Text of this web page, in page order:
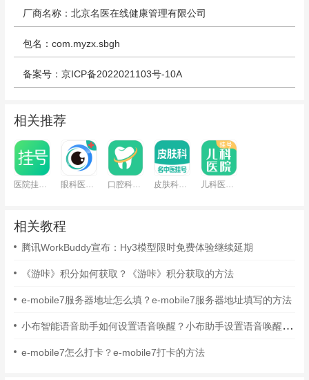
厂商名称：北京名医在线健康管理有限公司
包名：com.myzx.sbgh
备案号：京ICP备2022021103号-10A
相关推荐
医院挂号通 眼科医院挂号 口腔科医院挂号 皮肤科医院挂号 儿科医院挂号
相关教程
腾讯WorkBuddy宣布：Hy3模型限时免费体验继续延期
《游咔》积分如何获取？《游咔》积分获取的方法
e-mobile7服务器地址怎么填？e-mobile7服务器地址填写的方法
小布智能语音助手如何设置语音唤醒？小布助手设置语音唤醒的方法
e-mobile7怎么打卡？e-mobile7打卡的方法